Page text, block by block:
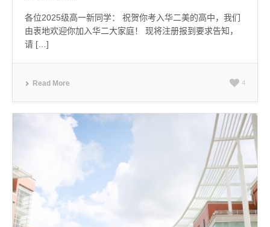
各位2025级高一新同学： 祝贺你考入华二美的高中，我们
由衷地欢迎你加入华二大家庭！ 现将注册报到要求告知，
请 […]
Read More 4